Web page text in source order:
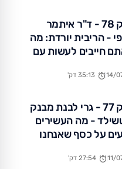
פרק 78 - ד"ר איתמר
- הריבית יורדת: מה
חייבים לעשות עם
14/ 35:13 דק'
פרק 77 - גרי לבנת מבנק
- מה העשירים
על כסף שאנחנו
11/ 27:54 דק'